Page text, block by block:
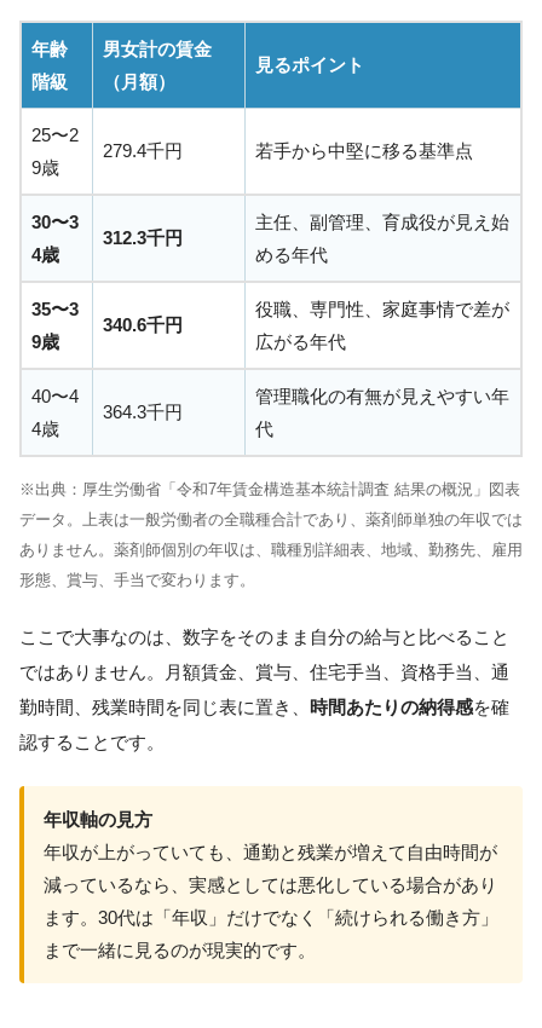
年齢
階級
男女計の賃金
（月額）
見るポイント
25〜2
9歳
279.4千円 若手から中堅に移る基準点
30〜3
4歳
312.3千円
主任、副管理、育成役が見え始
める年代
35〜3
9歳
340.6千円
役職、専門性、家庭事情で差が
広がる年代
40〜4
4歳
364.3千円
管理職化の有無が見えやすい年
代
※出典：厚生労働省「令和7年賃金構造基本統計調査 結果の概況」図表
データ。上表は一般労働者の全職種合計であり、薬剤師単独の年収では
ありません。薬剤師個別の年収は、職種別詳細表、地域、勤務先、雇用
形態、賞与、手当で変わります。
ここで大事なのは、数字をそのまま自分の給与と比べること
ではありません。月額賃金、賞与、住宅手当、資格手当、通
勤時間、残業時間を同じ表に置き、 時間あたりの納得感を確
認することです。
年収軸の見方
年収が上がっていても、通勤と残業が増えて自由時間が
減っているなら、実感としては悪化している場合があり
ます。30代は「年収」だけでなく「続けられる働き方」
まで一緒に見るのが現実的です。